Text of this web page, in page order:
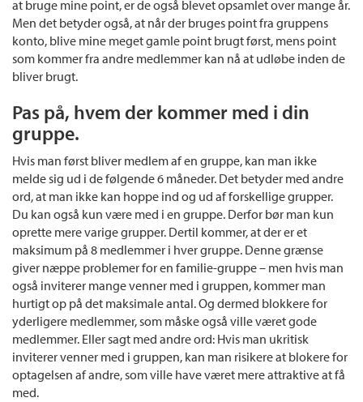
at bruge mine point, er de også blevet opsamlet over mange år.
Men det betyder også, at når der bruges point fra gruppens
konto, blive mine meget gamle point brugt først, mens point
som kommer fra andre medlemmer kan nå at udløbe inden de
bliver brugt.
Pas på, hvem der kommer med i din
gruppe.
Hvis man først bliver medlem af en gruppe, kan man ikke
melde sig ud i de følgende 6 måneder. Det betyder med andre
ord, at man ikke kan hoppe ind og ud af forskellige grupper.
Du kan også kun være med i en gruppe. Derfor bør man kun
oprette mere varige grupper. Dertil kommer, at der er et
maksimum på 8 medlemmer i hver gruppe. Denne grænse
giver næppe problemer for en familie-gruppe – men hvis man
også inviterer mange venner med i gruppen, kommer man
hurtigt op på det maksimale antal. Og dermed blokkere for
yderligere medlemmer, som måske også ville været gode
medlemmer. Eller sagt med andre ord: Hvis man ukritisk
inviterer venner med i gruppen, kan man risikere at blokere for
optagelsen af andre, som ville have været mere attraktive at få
med.